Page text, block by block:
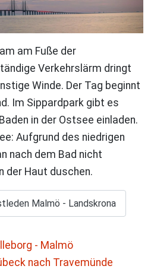
am Fuße der
Verkehrslärm dringt
Winde. Der Tag beginnt
Im Sippardpark gibt es
in der Ostsee einladen.
Aufgrund des niedrigen
nach dem Bad nicht
der Haut duschen.
Malmö - Landskrona
- Malmö
nach Travemünde